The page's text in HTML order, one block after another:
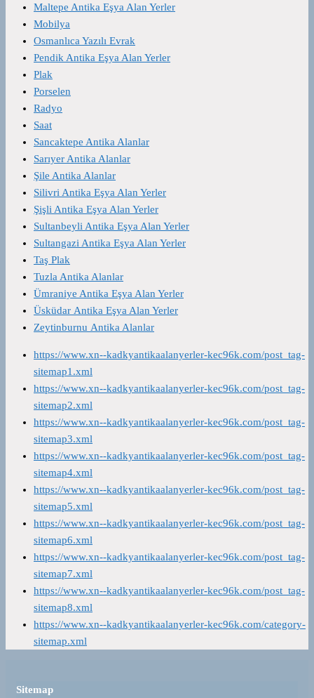
Maltepe Antika Eşya Alan Yerler
Mobilya
Osmanlıca Yazılı Evrak
Pendik Antika Eşya Alan Yerler
Plak
Porselen
Radyo
Saat
Sancaktepe Antika Alanlar
Sarıyer Antika Alanlar
Şile Antika Alanlar
Silivri Antika Eşya Alan Yerler
Şişli Antika Eşya Alan Yerler
Sultanbeyli Antika Eşya Alan Yerler
Sultangazi Antika Eşya Alan Yerler
Taş Plak
Tuzla Antika Alanlar
Ümraniye Antika Eşya Alan Yerler
Üsküdar Antika Eşya Alan Yerler
Zeytinburnu Antika Alanlar
https://www.xn--kadkyantikaalanyerler-kec96k.com/post_tag-
sitemap1.xml
https://www.xn--kadkyantikaalanyerler-kec96k.com/post_tag-
sitemap2.xml
https://www.xn--kadkyantikaalanyerler-kec96k.com/post_tag-
sitemap3.xml
https://www.xn--kadkyantikaalanyerler-kec96k.com/post_tag-
sitemap4.xml
https://www.xn--kadkyantikaalanyerler-kec96k.com/post_tag-
sitemap5.xml
https://www.xn--kadkyantikaalanyerler-kec96k.com/post_tag-
sitemap6.xml
https://www.xn--kadkyantikaalanyerler-kec96k.com/post_tag-
sitemap7.xml
https://www.xn--kadkyantikaalanyerler-kec96k.com/post_tag-
sitemap8.xml
https://www.xn--kadkyantikaalanyerler-kec96k.com/category-
sitemap.xml
Sitemap